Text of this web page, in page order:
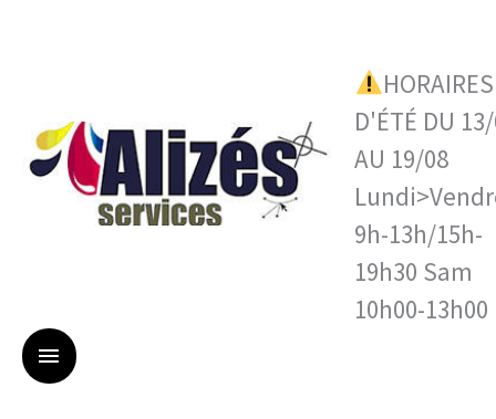
HORAIRES
D'ÉTÉ DU
AU 19/08
9h-13h/15h-
19h30 Sam
10h00-13h00